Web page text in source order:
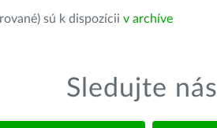
sú k dispozícii v archíve
Sledujte nás